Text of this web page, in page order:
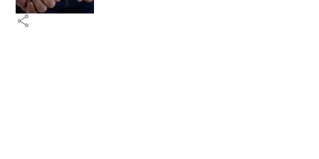
share